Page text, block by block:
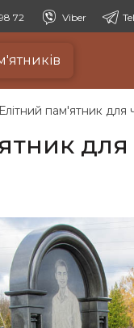
72 Viber
Елітний пам'ятник для
для